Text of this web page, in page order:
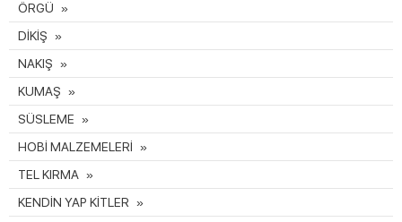
ÖRGÜ
DİKİŞ
NAKIŞ
KUMAŞ
SÜSLEME
HOBİ MALZEMELERİ
TEL KIRMA
KENDİN YAP KİTLER